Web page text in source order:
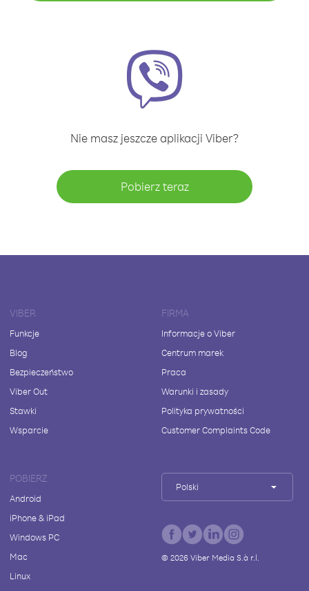
Nie masz jeszcze aplikacji Viber?
Pobierz teraz
VIBER
Funkcje
Blog
Bezpieczeństwo
Viber Out
Stawki
Wsparcie
FIRMA
Informacje o Viber
Centrum marek
Praca
Warunki i zasady
Polityka prywatności
Customer Complaints Code
POBIERZ
Android
iPhone & iPad
Windows PC
Mac
Linux
Polski
© 2026Viber Media S.à r.l.